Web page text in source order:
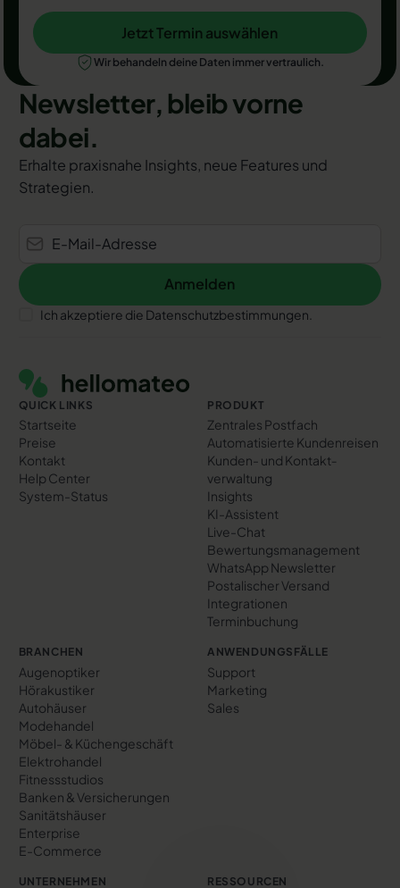
Jetzt Termin auswählen
Jetzt Termin auswählen
Wir behandeln deine Daten immer vertraulich.
Newsletter, bleib vorne
dabei.
Erhalte praxisnahe Insights, neue Features und
Strategien.
Anmelden
Anmelden
Ich akzeptiere die Datenschutzbestimmungen.
QUICK LINKS
Startseite
Preise
Kontakt
Help Center
System-Status
PRODUKT
Zentrales Postfach
Automatisierte Kundenreisen
Kunden- und Kontakt­
verwaltung
Insights
KI-Assistent
Live-Chat
Bewertungs­management
WhatsApp Newsletter
Postalischer Versand
Integrationen
Terminbuchung
BRANCHEN
Augenoptiker
Hörakustiker
Autohäuser
Modehandel
Möbel- & Küchengeschäft
Elektrohandel
Fitnessstudios
Banken & Versicherungen
Sanitätshäuser
Enterprise
E-Commerce
ANWENDUNGSFÄLLE
Support
Marketing
Sales
UNTERNEHMEN RESSOURCEN